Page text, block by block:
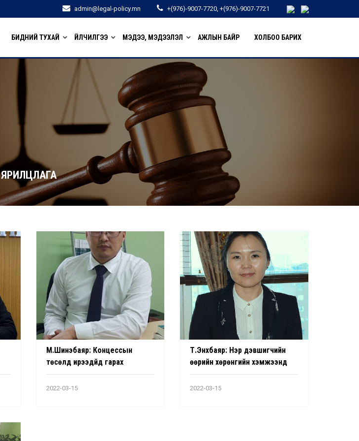
admin@legal-policy.mn +(976)-9007-7720, +(976)-9007-7721
БИДНИЙ ТУХАЙ ҮЙЛЧИЛГЭЭ МЭДЭЭ, МЭДЭЭЛЭЛ АЖЛЫН БАЙР ХОЛБОО БАРИХ
ЯРИЛЦЛАГА
М.Шинэбаяр: Концессын
төсөлд ирээдүйд гарах
эрсдэлүүдийг олж харж,
хамгаалалт тусгах нь хувийн
2022-03-15
Т.Энхбаяр: Нэр дэвшигчийн
өөрийн хөрөнгийн хэмжээнд
хязгаарлалт заагаагүй
2022-03-15